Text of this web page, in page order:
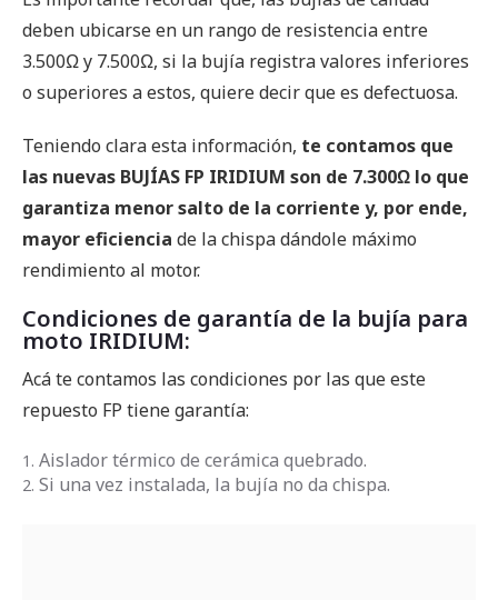
deben ubicarse en un rango de resistencia entre
3.500Ω y 7.500Ω, si la bujía registra valores inferiores
o superiores a estos, quiere decir que es defectuosa.
Teniendo clara esta información, te contamos que
las nuevas BUJÍAS FP IRIDIUM son de 7.300Ω lo que
garantiza menor salto de la corriente y, por ende,
mayor eficiencia de la chispa dándole máximo
rendimiento al motor.
Condiciones de garantía de la bujía para
moto IRIDIUM:
Acá te contamos las condiciones por las que este
repuesto FP tiene garantía:
Aislador térmico de cerámica quebrado.
Si una vez instalada, la bujía no da chispa.